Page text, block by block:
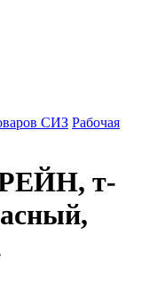
СИЗ Рабочая
РЕЙН, т-